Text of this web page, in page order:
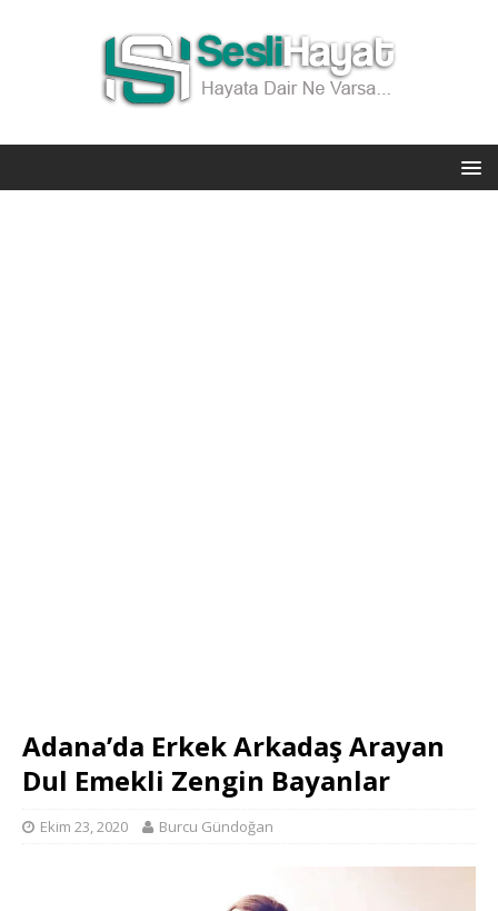
Adana’da Erkek Arkadaş Arayan
Dul Emekli Zengin Bayanlar
Ekim 23, 2020 Burcu Gündoğan